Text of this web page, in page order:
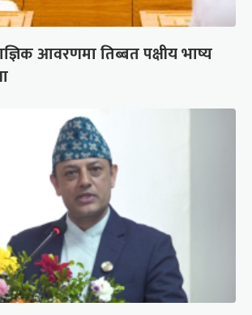
आवरणमा तिब्बत पक्षीय भाष्य